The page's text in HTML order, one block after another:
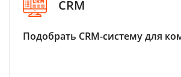
CRM
Подобрать CRM-систему для